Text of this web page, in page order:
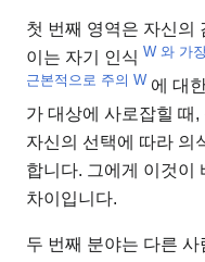
첫 번째 영역은 자신의
이는 자기 인식 W 와 가
근본적으로 주의 W 에 대
가 대상에 사로잡힐 때
자신의 선택에 따라 의
합니다. 그에게 이것이
차이입니다.
두 번째 분야는 다른